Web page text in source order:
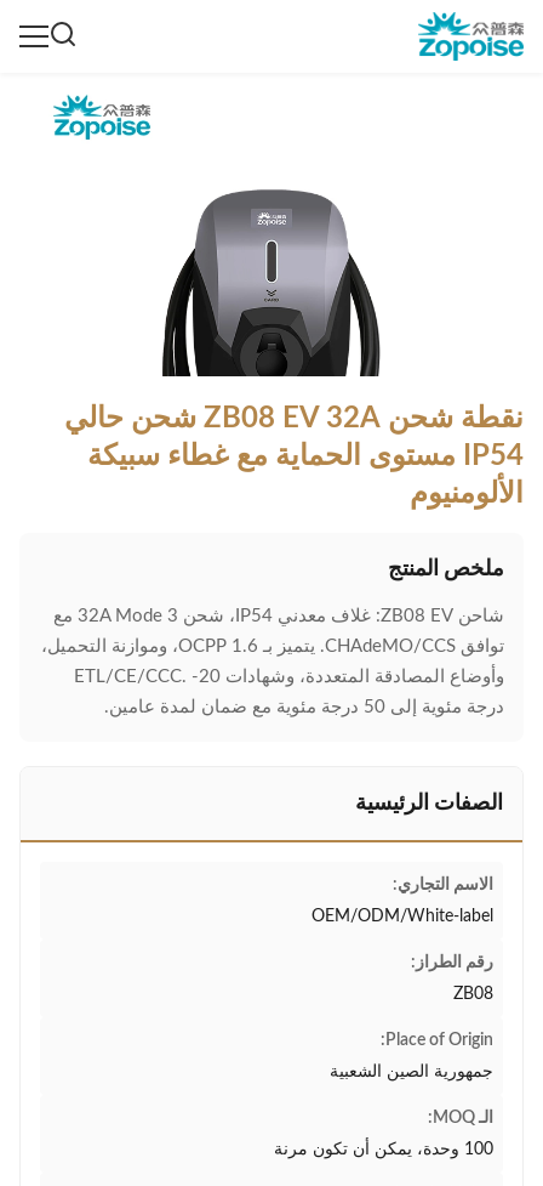
نقطة شحن ZB08 EV 32A شحن حالي
IP54 مستوى الحماية مع غطاء سبيكة
الألومنيوم
ملخص المنتج
شاحن ZB08 EV: غلاف معدني IP54، شحن 32A Mode 3 مع
توافق CHAdeMO/CCS. يتميز بـ OCPP 1.6، وموازنة التحميل،
وأوضاع المصادقة المتعددة، وشهادات ETL/CE/CCC. -20
درجة مئوية إلى 50 درجة مئوية مع ضمان لمدة عامين.
الصفات الرئيسية
الاسم التجاري:
OEM/ODM/White-label
رقم الطراز:
ZB08
Place of Origin:
جمهورية الصين الشعبية
الـ MOQ:
100 وحدة، يمكن أن تكون مرنة